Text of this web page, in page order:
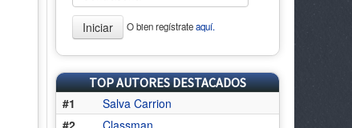
Iniciar O bien regístrateaquí.
TOP AUTORES DESTACADOS
#1
Salva Carrion
#2
Classman